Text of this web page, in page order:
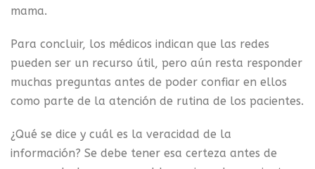
mama.
Para concluir, los médicos indican que las redes
pueden ser un recurso útil, pero aún resta responder
muchas preguntas antes de poder confiar en ellos
como parte de la atención de rutina de los pacientes.
¿Qué se dice y cuál es la veracidad de la
información? Se debe tener esa certeza antes de